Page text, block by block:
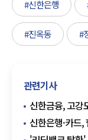
#신한은행
#진옥동 #
관련기사
신한금융, 고강
'교체'
신한은행·카드